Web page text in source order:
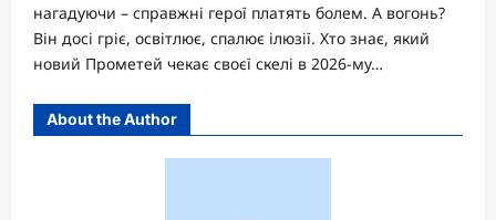
нагадуючи – справжні герої платять болем. А вогонь?
Він досі гріє, освітлює, спалює ілюзії. Хто знає, який
новий Прометей чекає своєї скелі в 2026-му…
About the Author